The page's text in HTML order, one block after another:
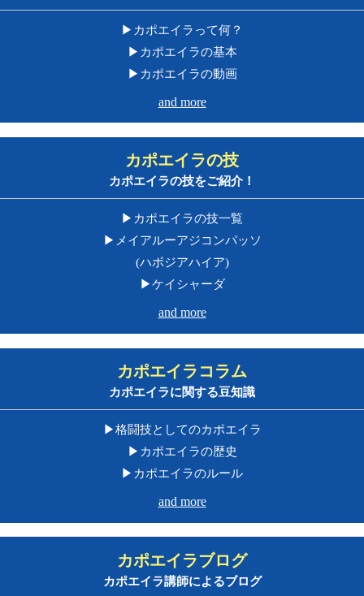
▶︎カポエイラって何？
▶︎カポエイラの基本
▶︎カポエイラの動画
and more
カポエイラの技
カポエイラの技をご紹介！
▶︎カポエイラの技一覧
▶︎メイアルーアジコンパッソ
(ハボジアハイア)
▶︎ケイシャーダ
and more
カポエイラコラム
カポエイラに関する豆知識
▶︎格闘技としてのカポエイラ
▶︎カポエイラの歴史
▶︎カポエイラのルール
and more
カポエイラブログ
カポエイラ講師によるブログ